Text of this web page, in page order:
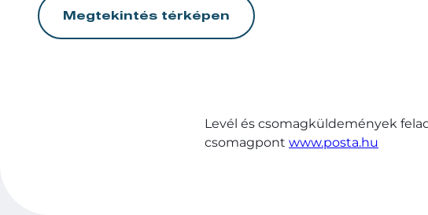
Megtekintés térképen
Levél és csomagküldemények
csomagpont www.posta.hu